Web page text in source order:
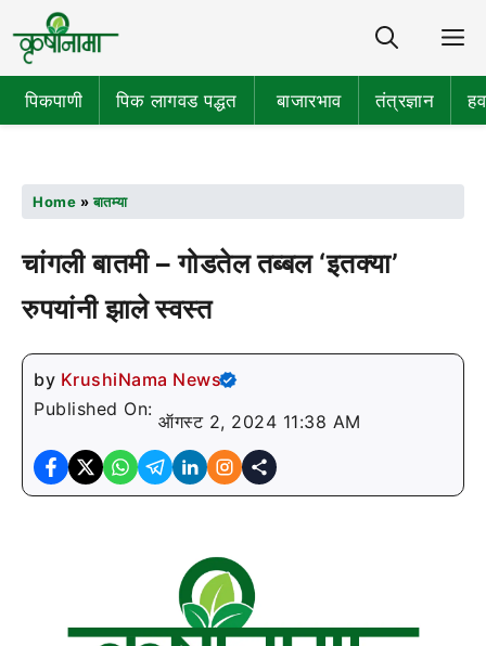
पिकपाणी पिक लागवड पद्धत बाजारभाव तंत्रज्ञान
Home »बातम्या
चांगली बातमी – गोडतेल तब्बल ‘इतक्या’
रुपयांनी झाले स्वस्त
by KrushiNama News
Published On:
ऑगस्ट 2, 2024 11:38 AM